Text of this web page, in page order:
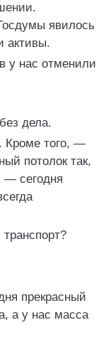
явилось
активы.
у нас отменили
дела.
Кроме того, —
потолок так,
— сегодня
прекрасный
а у нас масса